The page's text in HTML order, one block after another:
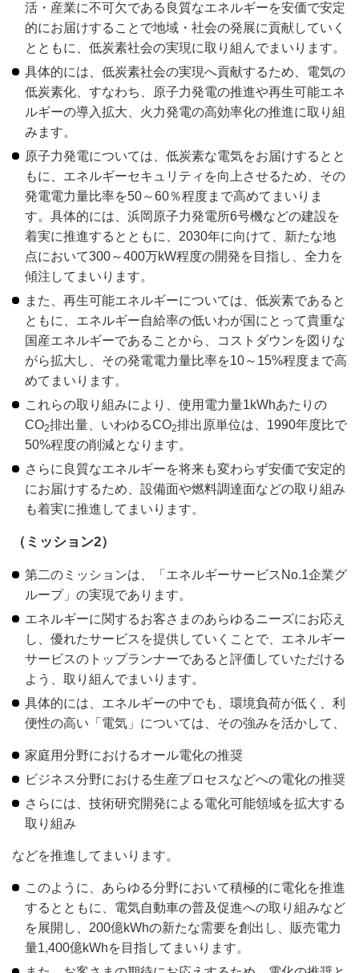
活・産業に不可欠である良質なエネルギーを安価で安定
的にお届けすることで地域・社会の発展に貢献していく
とともに、低炭素社会の実現に取り組んでまいります。
具体的には、低炭素社会の実現へ貢献するため、電気の
低炭素化、すなわち、原子力発電の推進や再生可能エネ
ルギーの導入拡大、火力発電の高効率化の推進に取り組
みます。
原子力発電については、低炭素な電気をお届けするとと
もに、エネルギーセキュリティを向上させるため、その
発電電力量比率を50～60％程度まで高めてまいりま
す。具体的には、浜岡原子力発電所6号機などの建設を
着実に推進するとともに、2030年に向けて、新たな地
点において300～400万kW程度の開発を目指し、全力を
傾注してまいります。
また、再生可能エネルギーについては、低炭素であると
ともに、エネルギー自給率の低いわが国にとって貴重な
国産エネルギーであることから、コストダウンを図りな
がら拡大し、その発電電力量比率を10～15%程度まで高
めてまいります。
これらの取り組みにより、使用電力量1kWhあたりの
CO2排出量、いわゆるCO2排出原単位は、1990年度比で
50%程度の削減となります。
さらに良質なエネルギーを将来も変わらず安価で安定的
にお届けするため、設備面や燃料調達面などの取り組み
も着実に推進してまいります。
（ミッション2）
第二のミッションは、「エネルギーサービスNo.1企業グ
ループ」の実現であります。
エネルギーに関するお客さまのあらゆるニーズにお応え
し、優れたサービスを提供していくことで、エネルギー
サービスのトップランナーであると評価していただける
よう、取り組んでまいります。
具体的には、エネルギーの中でも、環境負荷が低く、利
便性の高い「電気」については、その強みを活かして、
家庭用分野におけるオール電化の推奨
ビジネス分野における生産プロセスなどへの電化の推奨
さらには、技術研究開発による電化可能領域を拡大する
取り組み
などを推進してまいります。
このように、あらゆる分野において積極的に電化を推進
するとともに、電気自動車の普及促進への取り組みなど
を展開し、200億kWhの新たな需要を創出し、販売電力
量1,400億kWhを目指してまいります。